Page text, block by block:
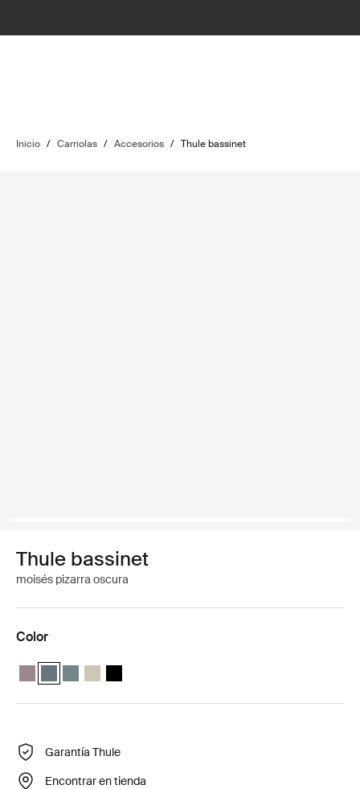
Inicio / Carriolas / Accesorios / Thule bassinet
Thule bassinet
moisés pizarra oscura
Color
Thule bassinet Taupe velado
Thule bassinet Pizarra oscura (selected)
Thule bassinet Azul medio
Thule bassinet Soft Beige
Thule bassinet Negro
Garantía Thule
Encontrar en tienda